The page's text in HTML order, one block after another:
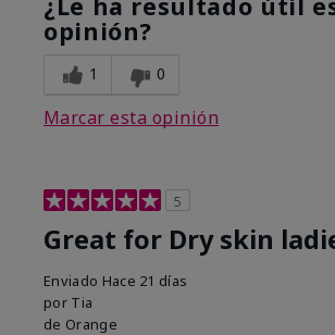
opinión?
1 0
Marcar esta opinión
5
Great for Dry skin
Enviado Hace 21 días
por Tia
de Orange